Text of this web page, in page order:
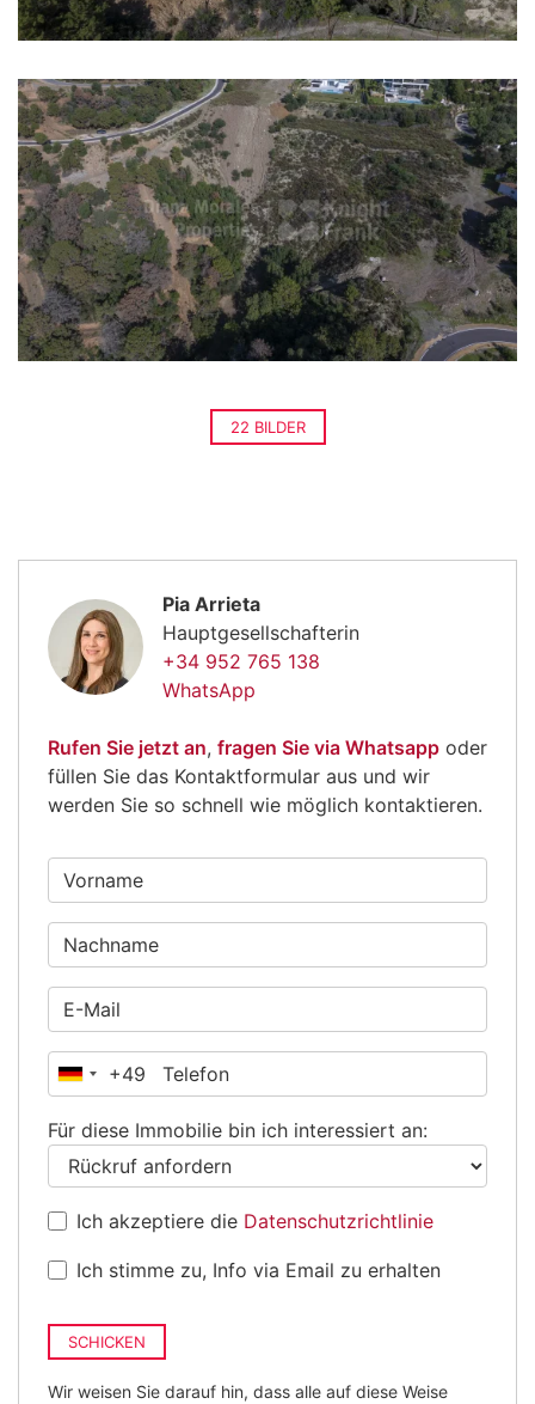
22 BILDER
Pia Arrieta
Hauptgesellschafterin
+34 952 765 138
WhatsApp
Rufen Sie jetzt an, fragen Sie via Whatsapp oder
füllen Sie das Kontaktformular aus und wir
werden Sie so schnell wie möglich kontaktieren.
Deutschland
+49
Für diese Immobilie bin ich interessiert an:
Ich akzeptiere die Datenschutzrichtlinie
Ich stimme zu, Info via Email zu erhalten
SCHICKEN
Wir weisen Sie darauf hin, dass alle auf diese Weise